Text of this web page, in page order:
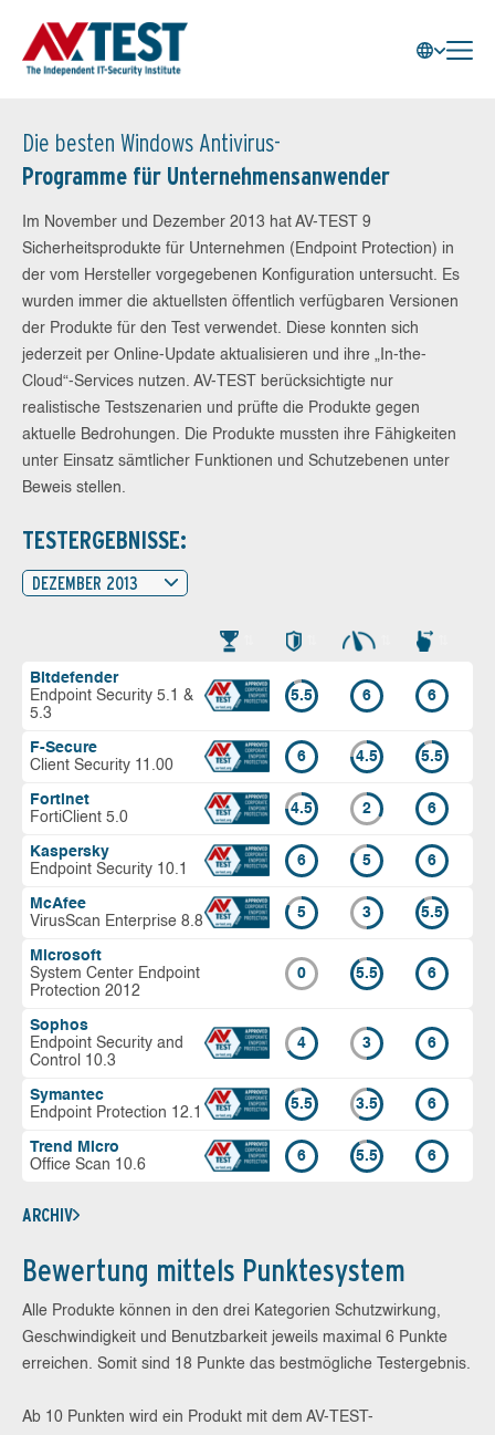
Die besten Windows Antivirus-
Programme für Unternehmensanwender
Im November und Dezember 2013 hat AV-TEST 9
Sicherheitsprodukte für Unternehmen (Endpoint Protection) in
der vom Hersteller vorgegebenen Konfiguration untersucht. Es
wurden immer die aktuellsten öffentlich verfügbaren Versionen
der Produkte für den Test verwendet. Diese konnten sich
jederzeit per Online-Update aktualisieren und ihre „In-the-
Cloud“-Services nutzen. AV-TEST berücksichtigte nur
realistische Testszenarien und prüfte die Produkte gegen
aktuelle Bedrohungen. Die Produkte mussten ihre Fähigkeiten
unter Einsatz sämtlicher Funktionen und Schutzebenen unter
Beweis stellen.
TESTERGEBNISSE:
DEZEMBER 2013
Bitdefender
Endpoint Security 5.1 &
5.3
5.5 6 6
F-Secure
Client Security 11.00
6 4.5 5.5
Fortinet
FortiClient 5.0
4.5 2 6
Kaspersky
Endpoint Security 10.1
6 5 6
McAfee
VirusScan Enterprise 8.8
5 3 5.5
Microsoft
System Center Endpoint
Protection 2012
0 5.5 6
Sophos
Endpoint Security and
Control 10.3
4 3 6
Symantec
Endpoint Protection 12.1
5.5 3.5 6
Trend Micro
Office Scan 10.6
6 5.5 6
ARCHIV
Bewertung mittels Punktesystem
Alle Produkte können in den drei Kategorien Schutzwirkung,
Geschwindigkeit und Benutzbarkeit jeweils maximal 6 Punkte
erreichen. Somit sind 18 Punkte das bestmögliche Testergebnis.
Ab 10 Punkten wird ein Produkt mit dem AV-TEST-